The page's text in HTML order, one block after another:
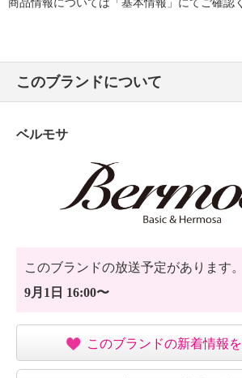
商品情報については「基本情報」にてご確認
このブランドについて
ベルモサ
このブランドの放送予定があります。
9月1日 16:00〜
このブランドの新着情報